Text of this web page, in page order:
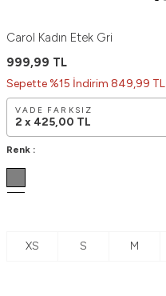
Carol Kadın Etek Gri
999,99 TL
Sepette %15 İndirim 849,99 TL
VADE FARKSIZ
2 x 425,00 TL
Renk :
XS S M